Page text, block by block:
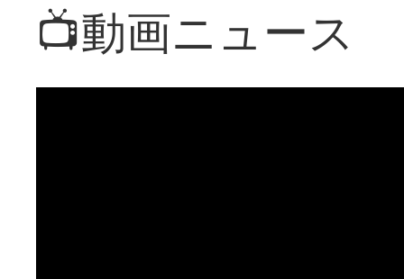
📺動画ニュース